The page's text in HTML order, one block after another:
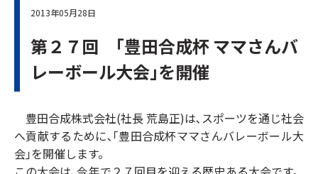
2013年05月28日
第２７回 ｢豊田合成杯 ママさんバ
レーボール大会｣を開催
豊田合成株式会社(社長 荒島正)は､スポーツを通じ社会
へ貢献するために､｢豊田合成杯ママさんバレーボール大
会｣を開催します。